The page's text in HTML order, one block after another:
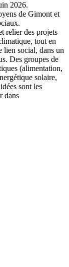
2026.
de Gimont et
relier des projets
tout en
lien social, dans un
Des groupes de
(alimentation,
solaire,
sont les
dans